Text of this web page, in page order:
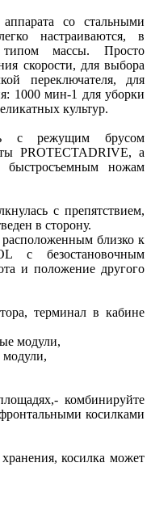
со стальными
настраиваются, в
массы. Просто
скорости, для выбора
переключателя, для
1000 мин-1 для уборки
культур.
с режущим брусом
PROTECTADRIVE, а
быстросъемным ножам
с препятствием,
в сторону.
близко к
с безостановочным
и положение другого
терминал в кабине
модули,
модули,
комбинируйте
косилками
косилка может